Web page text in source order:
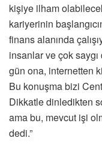
kişiye ilham
kariyerinin
finans alanında
insanlar ve çok
gün ona, internetten
Bu konuşma bizi
Dikkatle dinledikten
ama bu, mevcut işi
dedi.”